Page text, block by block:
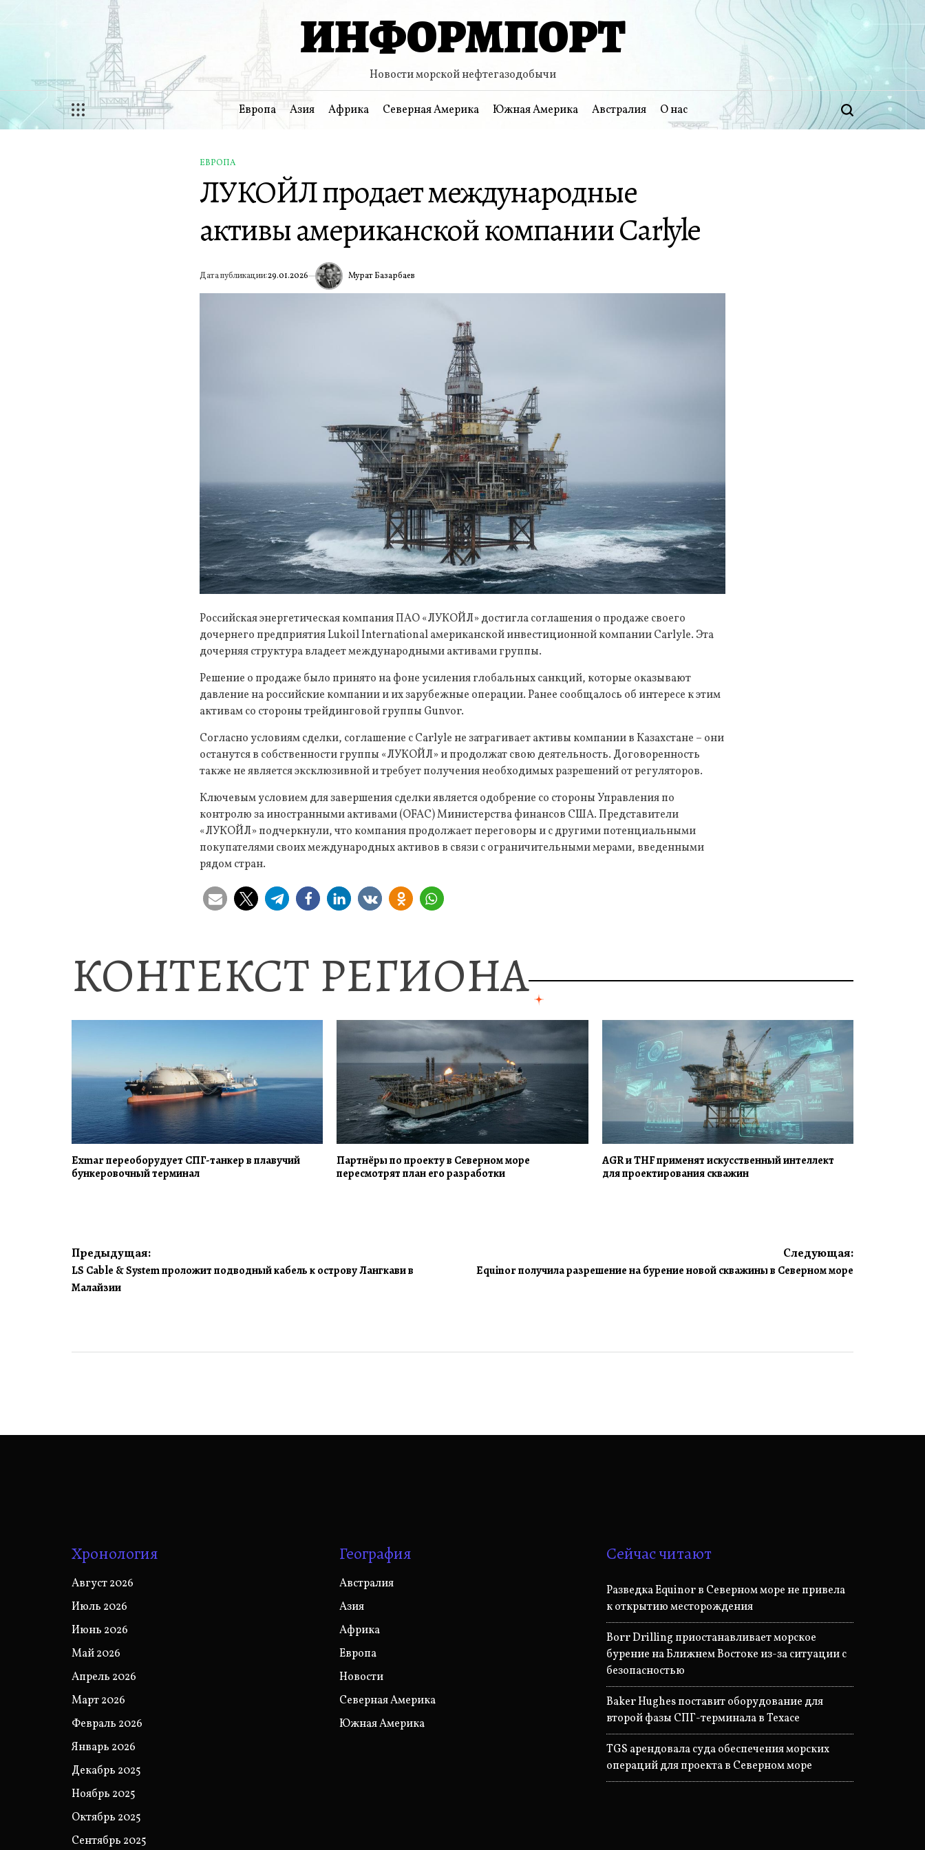
ИНФОРМПОРТ
Новости морской нефтегазодобычи
Европа Азия Африка Северная Америка Южная Америка Австралия О нас Поиск
ОПУБЛИКОВАНО
В
ЕВРОПА
ЛУКОЙЛ продает международные
активы американской компании Carlyle
Дата публикации:29.01.2026 ИА Мурат Базарбаев
Российская энергетическая компания ПАО «ЛУКОЙЛ» достигла соглашения о продаже своего
дочернего предприятия Lukoil International американской инвестиционной компании Carlyle. Эта
дочерняя структура владеет международными активами группы.
Решение о продаже было принято на фоне усиления глобальных санкций, которые оказывают
давление на российские компании и их зарубежные операции. Ранее сообщалось об интересе к этим
активам со стороны трейдинговой группы Gunvor.
Согласно условиям сделки, соглашение с Carlyle не затрагивает активы компании в Казахстане – они
останутся в собственности группы «ЛУКОЙЛ» и продолжат свою деятельность. Договоренность
также не является эксклюзивной и требует получения необходимых разрешений от регуляторов.
Ключевым условием для завершения сделки является одобрение со стороны Управления по
контролю за иностранными активами (OFAC) Министерства финансов США. Представители
«ЛУКОЙЛ» подчеркнули, что компания продолжает переговоры и с другими потенциальными
покупателями своих международных активов в связи с ограничительными мерами, введенными
рядом стран.
КОНТЕКСТ РЕГИОНА
Exmar переоборудует СПГ-танкер в плавучий
бункеровочный терминал
Партнёры по проекту в Северном море
пересмотрят план его разработки
AGR и THF применят искусственный интеллект
для проектирования скважин
Навигация
по
Предыдущая:
LS Cable & System проложит подводный кабель к острову Лангкави в
Малайзии
Следующая:
Equinor получила разрешение на бурение новой скважины в Северном море
Хронология
Август 2026
Июль 2026
Июнь 2026
Май 2026
Апрель 2026
Март 2026
Февраль 2026
Январь 2026
Декабрь 2025
Ноябрь 2025
Октябрь 2025
Сентябрь 2025
География
Австралия
Азия
Африка
Европа
Новости
Северная Америка
Южная Америка
Сейчас читают
Разведка Equinor в Северном море не привела
к открытию месторождения
Borr Drilling приостанавливает морское
бурение на Ближнем Востоке из-за ситуации с
безопасностью
Baker Hughes поставит оборудование для
второй фазы СПГ-терминала в Техасе
TGS арендовала суда обеспечения морских
операций для проекта в Северном море